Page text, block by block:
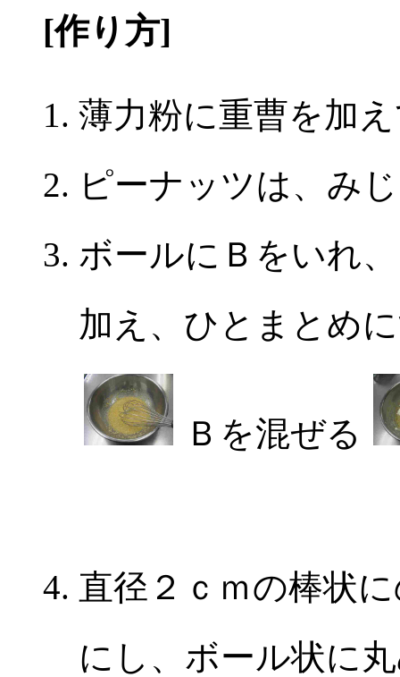
[作り方]
薄力粉に重曹を加
ピーナッツは、み
ボールにＢをいれ
加え、ひとまとめ
Ｂを混ぜる
直径２ｃｍの棒状
にし、ボール状に